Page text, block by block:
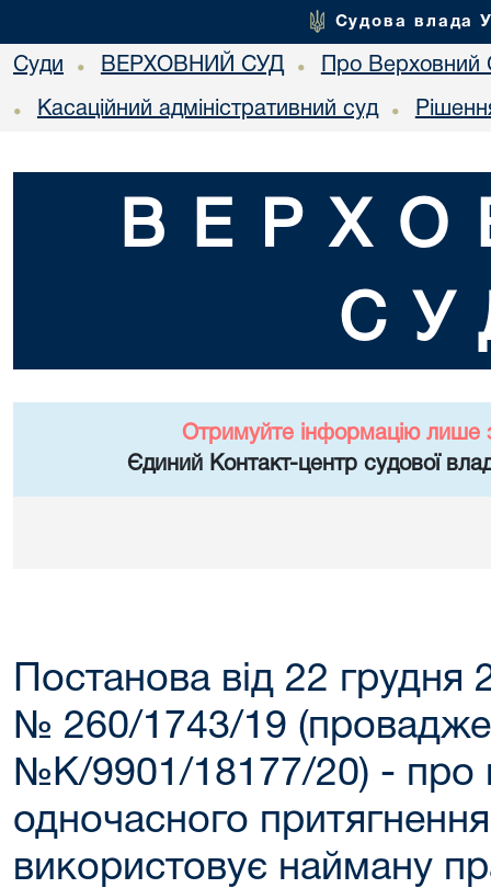
Судова влада
Суди • ВЕРХОВНИЙ СУД • Про Верховний
• Касаційний адміністративний суд •
Отримуйте інформацію лише
Єдиний Контакт-центр судової
Постанова від 22 грудня
№ 260/1743/19
№К/9901/18177/20) - про
одночасного
використовує найману